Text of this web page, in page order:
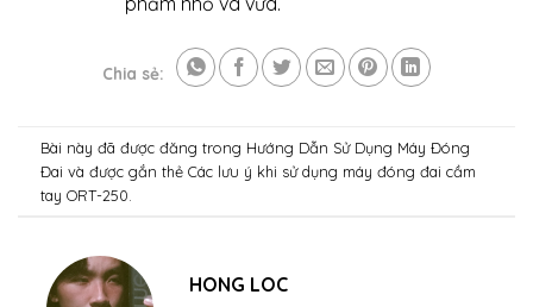
Chia sẻ:
Bài này đã được đăng trong Hướng Dẫn Sử Dụng Máy Đóng
Đai và được gắn thẻCác lưu ý khi sử dụng máy đóng đai cầm
tay ORT-250
HONG LOC